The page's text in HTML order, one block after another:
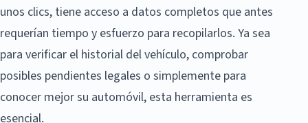
unos clics, tiene acceso a datos completos que antes
requerían tiempo y esfuerzo para recopilarlos. Ya sea
para verificar el historial del vehículo, comprobar
posibles pendientes legales o simplemente para
conocer mejor su automóvil, esta herramienta es
esencial.